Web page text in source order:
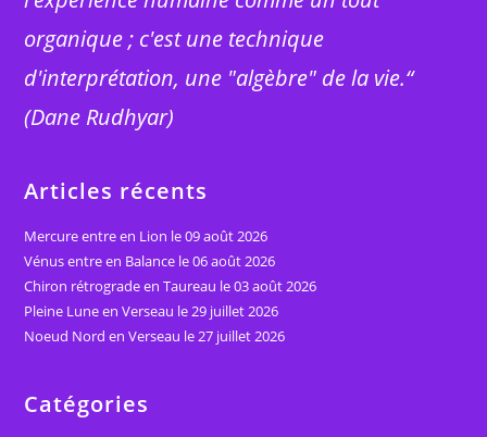
organique ; c'est une technique
d'interprétation, une "algèbre" de la vie.“
(Dane Rudhyar)
Articles récents
Mercure entre en Lion le 09 août 2026
Vénus entre en Balance le 06 août 2026
Chiron rétrograde en Taureau le 03 août 2026
Pleine Lune en Verseau le 29 juillet 2026
Noeud Nord en Verseau le 27 juillet 2026
Catégories